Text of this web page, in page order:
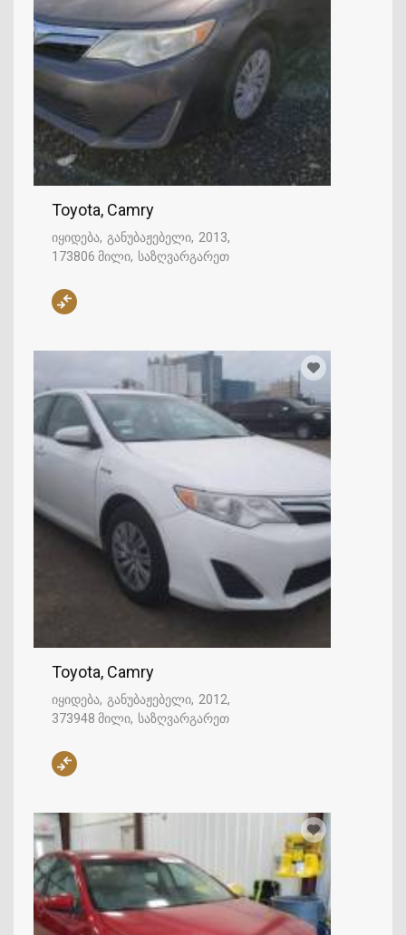
Toyota, Camry
იყიდება განუბაჟებელი 2013
173806 მილი საზღვარგარეთ
Toyota, Camry
იყიდება განუბაჟებელი 2012
373948 მილი საზღვარგარეთ